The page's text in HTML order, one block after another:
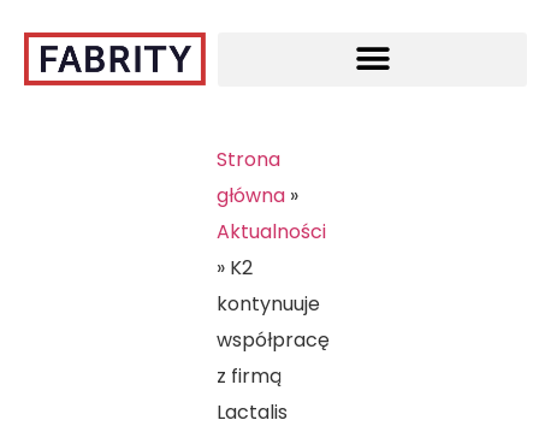
Strona
główna »
Aktualności
» K2
kontynuuje
współpracę
z firmą
Lactalis